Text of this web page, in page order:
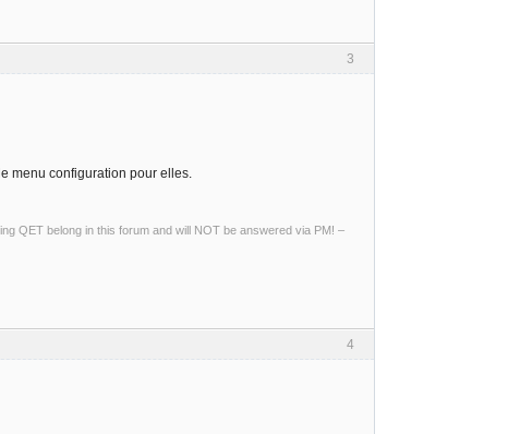
3
menu configuration pour elles.
QET belong in this forum and will NOT be answered via PM! –
4